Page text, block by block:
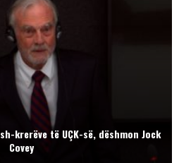
krerëve të UÇK-së, dëshmon Jock
Covey